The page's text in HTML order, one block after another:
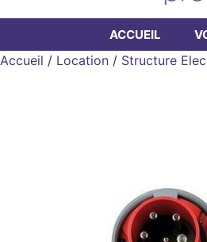
ACCUEIL
Accueil / Location / Structure